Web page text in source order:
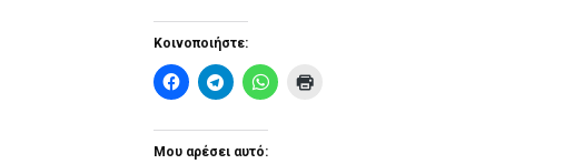
Κοινοποιήστε:
Μου αρέσει αυτό: